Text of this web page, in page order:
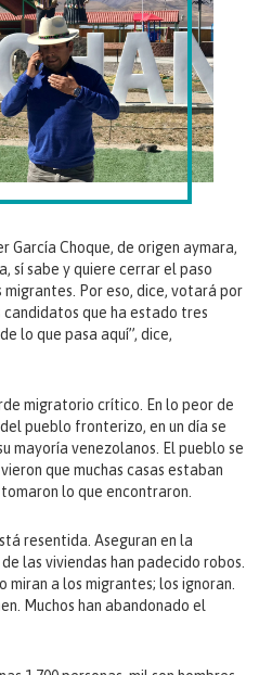
García Choque, de origen aymara,
sí sabe y quiere cerrar el paso
Por eso, dice, votará por
candidatos que ha estado tres
lo que pasa aquí”, dice,
migratorio crítico. En lo peor de
pueblo fronterizo, en un día se
mayoría venezolanos. El pueblo se
que muchas casas estaban
lo que encontraron.
resentida. Aseguran en la
las viviendas han padecido robos.
miran a los migrantes; los ignoran.
Muchos han abandonado el